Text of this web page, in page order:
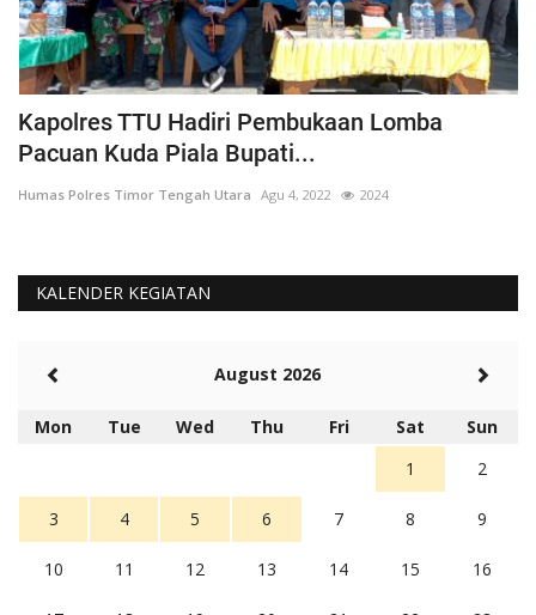
Kapolres TTU Hadiri Pembukaan Lomba
Pacuan Kuda Piala Bupati...
Humas Polres Timor Tengah Utara Agu 4, 2022 2024
KALENDER KEGIATAN
August 2026
Mon Tue Wed Thu Fri Sat
Sun
1
2
3 4 5 6 7 8 9
10 11 12 13 14 15 16